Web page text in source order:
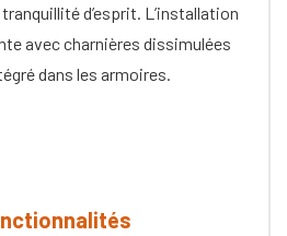
d’esprit. L’installation
avec charnières dissimulées
dans les armoires.